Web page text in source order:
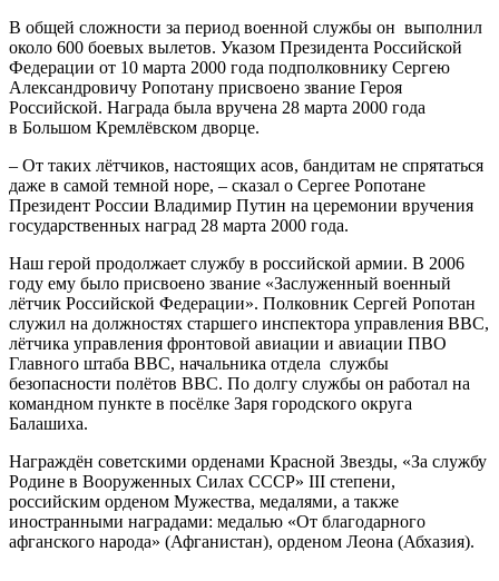
В общей сложности за период военной службы он выполнил
около 600 боевых вылетов. Указом Президента Российской
Федерации от 10 марта 2000 года подполковнику Сергею
Александровичу Ропотану присвоено звание Героя
Российской. Награда была вручена 28 марта 2000 года
в Большом Кремлёвском дворце.
– От таких лётчиков, настоящих асов, бандитам не спрятаться
даже в самой темной норе, – сказал о Сергее Ропотане
Президент России Владимир Путин на церемонии вручения
государственных наград 28 марта 2000 года.
Наш герой продолжает службу в российской армии. В 2006
году ему было присвоено звание «Заслуженный военный
лётчик Российской Федерации». Полковник Сергей Ропотан
служил на должностях старшего инспектора управления ВВС,
лётчика управления фронтовой авиации и авиации ПВО
Главного штаба ВВС, начальника отдела службы
безопасности полётов ВВС. По долгу службы он работал на
командном пункте в посёлке Заря городского округа
Балашиха.
Награждён советскими орденами Красной Звезды, «За службу
Родине в Вооруженных Силах СССР» III степени,
российским орденом Мужества, медалями, а также
иностранными наградами: медалью «От благодарного
афганского народа» (Афганистан), орденом Леона (Абхазия).